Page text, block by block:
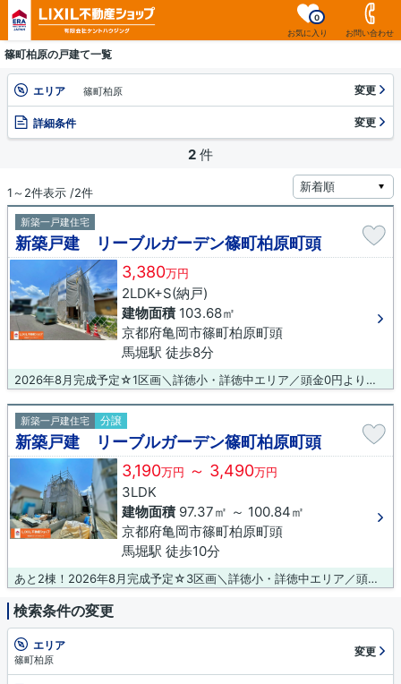
お気に入り
0
お問い合わせ
篠町柏原の戸建て一覧
エリア 篠町柏原 変更
詳細条件 変更
2 件
1～2件表示 /2件
新築一戸建住宅
新築戸建 リーブルガーデン篠町柏原町頭
3,380万円
2LDK+S(納戸)
建物面積103.68㎡
京都府亀岡市篠町柏原町頭
馬堀駅 徒歩8分
2026年8月完成予定☆1区画＼詳徳小・詳徳中エリア／頭金0円より月々のお支払い8.5万円から
新築一戸建住宅 分譲
新築戸建 リーブルガーデン篠町柏原町頭
3,190万円 ～ 3,490万円
3LDK
建物面積97.37㎡ ～ 100.84㎡
京都府亀岡市篠町柏原町頭
馬堀駅 徒歩10分
あと2棟！2026年8月完成予定☆3区画＼詳徳小・詳徳中エリア／頭金0円より月々のお支払い7.9万円から
検索条件の変更
エリア
篠町柏原
変更